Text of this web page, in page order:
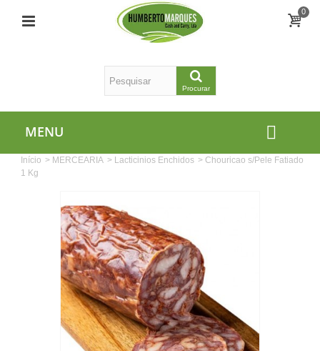
0
Procurar
MENU
Início > MERCEARIA > Lacticinios Enchidos > Chouricao s/Pele Fatiado
1 Kg